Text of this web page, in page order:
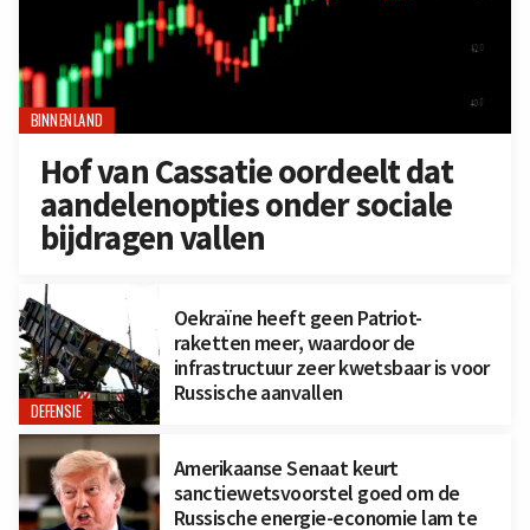
BINNENLAND
Hof van Cassatie oordeelt dat
aandelenopties onder sociale
bijdragen vallen
DEFENSIE
Oekraïne heeft geen Patriot-
raketten meer, waardoor de
infrastructuur zeer kwetsbaar is voor
Russische aanvallen
Amerikaanse Senaat keurt
sanctiewetsvoorstel goed om de
Russische energie-economie lam te